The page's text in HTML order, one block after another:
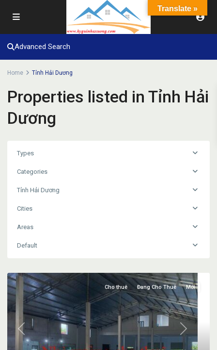
Advanced Search
Home Tỉnh Hải Dương
Properties listed in Tỉnh Hải
Dương
Types
Categories
Tỉnh Hải Dương
Cities
Areas
Default
Previous Next
Cho thuê Đang Cho Thuê Mới
Translate »